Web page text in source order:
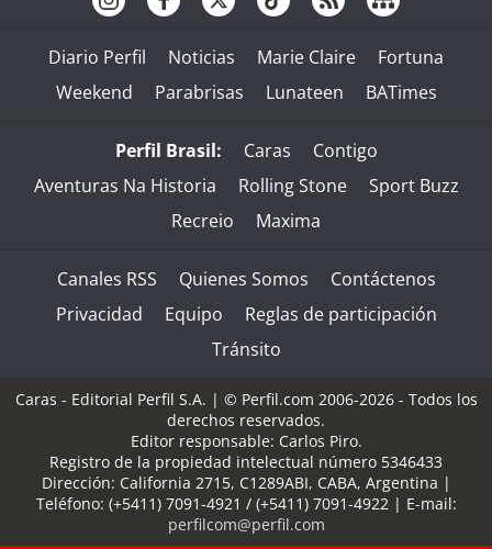
Diario Perfil Noticias Marie Claire
Fortuna
Weekend
Parabrisas Lunateen BATimes
Perfil Brasil: Caras
Contigo
Aventuras Na Historia
Rolling Stone
Sport Buzz
Recreio
Maxima
Canales RSS Quienes Somos
Contáctenos
Privacidad
Equipo
Reglas de participación
Tránsito
Caras - Editorial Perfil S.A. | © Perfil.com 2006-2026 - Todos los
derechos reservados.
Editor responsable: Carlos Piro.
Registro de la propiedad intelectual número 5346433
Dirección: California 2715, C1289ABI, CABA, Argentina |
Teléfono: (+5411) 7091-4921 / (+5411) 7091-4922| E-mail:
perfilcom@perfil.com